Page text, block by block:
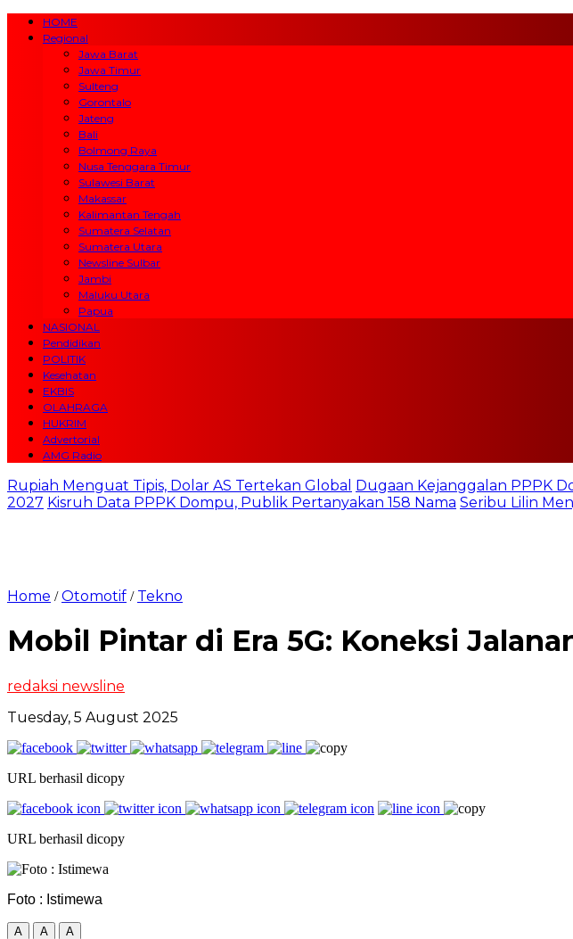
HOME
Regional
Jawa Barat
Jawa Timur
Sulteng
Gorontalo
Jateng
Bali
Bolmong Raya
Nusa Tenggara Timur
Sulawesi Barat
Makassar
Kalimantan Tengah
Sumatera Selatan
Sumatera Utara
Newsline Sulbar
Jambi
Maluku Utara
Papua
NASIONAL
Pendidikan
POLITIK
Kesehatan
EKBIS
OLAHRAGA
HUKRIM
Advertorial
AMG Radio
Rupiah Menguat Tipis, Dolar AS Tertekan Global Dugaan Kejanggalan PPPK
2027 Kisruh Data PPPK Dompu, Publik Pertanyakan 158 Nama Seribu Lilin
Home /Otomotif / Tekno
Mobil Pintar di Era 5G: Koneksi
redaksi newsline
Tuesday, 5 August 2025
URL berhasil dicopy
URL berhasil dicopy
Foto : Istimewa
A A A